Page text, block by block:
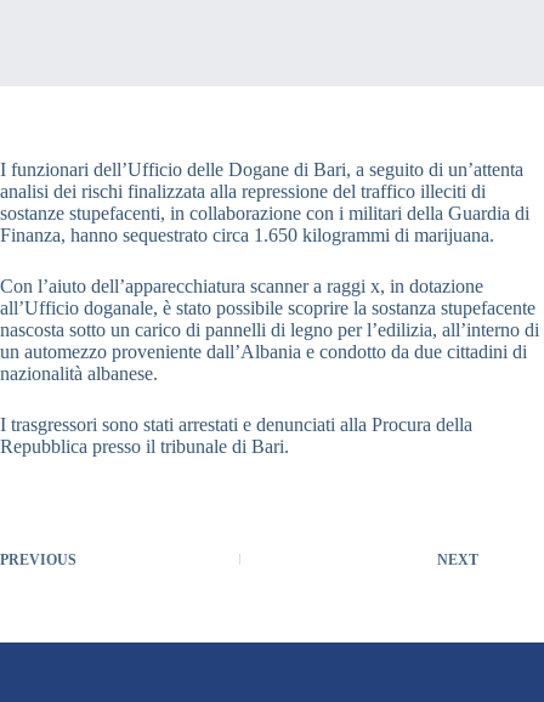
I funzionari dell’Ufficio delle Dogane di Bari, a seguito di un’attenta
analisi dei rischi finalizzata alla repressione del traffico illeciti di
sostanze stupefacenti, in collaborazione con i militari della Guardia di
Finanza, hanno sequestrato circa 1.650 kilogrammi di marijuana.
Con l’aiuto dell’apparecchiatura scanner a raggi x, in dotazione
all’Ufficio doganale, è stato possibile scoprire la sostanza stupefacente
nascosta sotto un carico di pannelli di legno per l’edilizia, all’interno di
un automezzo proveniente dall’Albania e condotto da due cittadini di
nazionalità albanese.
I trasgressori sono stati arrestati e denunciati alla Procura della
Repubblica presso il tribunale di Bari.
PREVIOUS NEXT